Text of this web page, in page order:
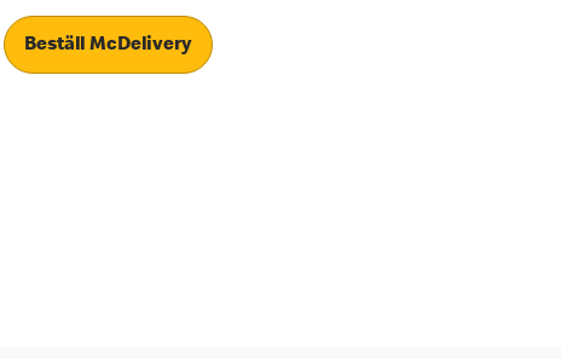
Beställ McDelivery